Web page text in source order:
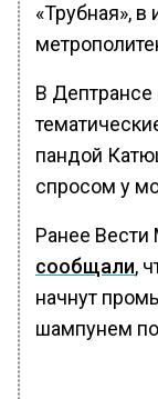
«Трубная», в
В Дептрансе
пандой
спросом у
Ранее Вести
сообщали,
начнут
шампунем